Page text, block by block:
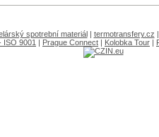
spotrební materiál | termotransfery.cz |
ISO 9001 | Prague Connect | Kolobka Tour |